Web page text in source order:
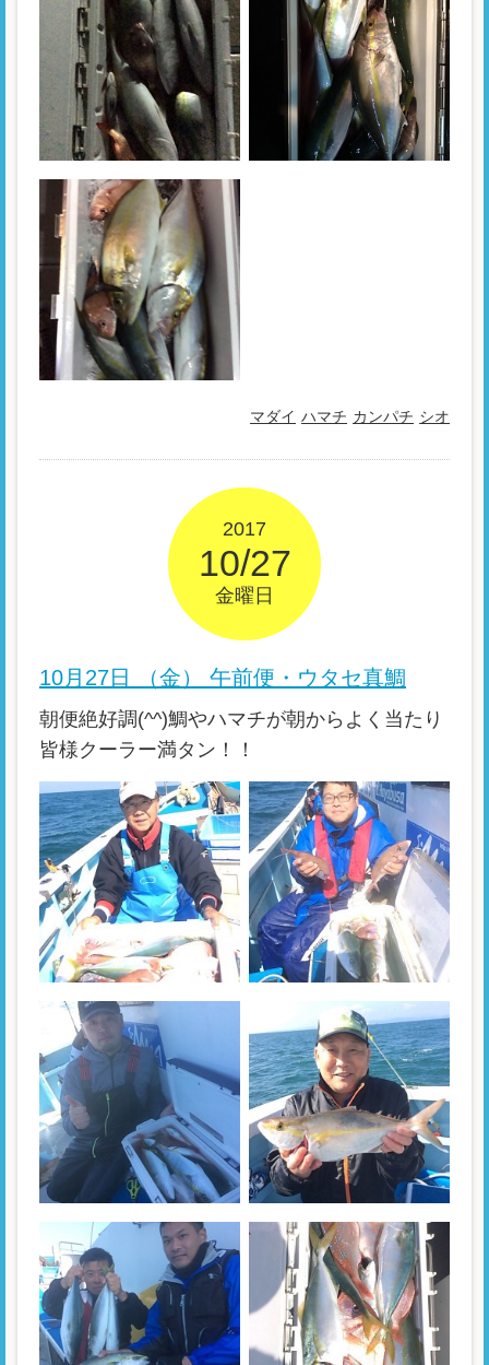
マダイ ハマチ カンパチ シオ
2017
10/27
金曜日
10月27日 （金） 午前便・ウタセ真鯛
朝便絶好調(^^)鯛やハマチが朝からよく当たり
皆様クーラー満タン！！